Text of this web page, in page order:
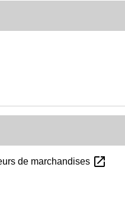
de marchandises open_in_new